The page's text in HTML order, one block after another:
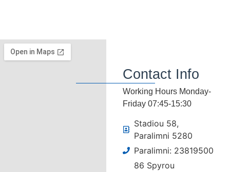
Contact Info
Working Hours Monday-
Friday 07:45-15:30
Stadiou 58,
Paralimni 5280
Paralimni: 23819500
86 Spyrou